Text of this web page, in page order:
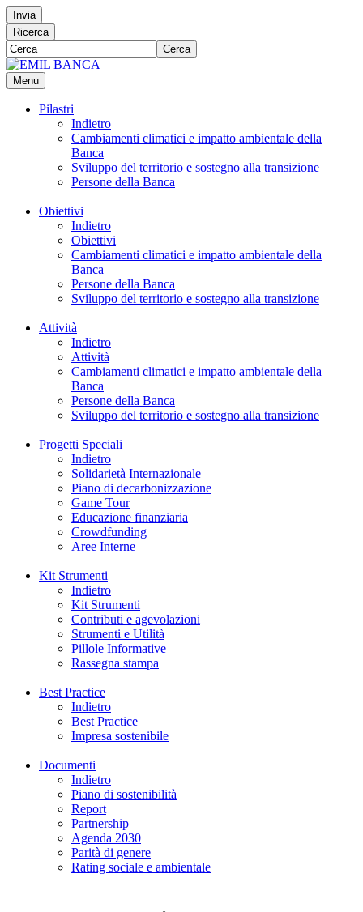
Invia
Ricerca
Cerca
Menu
Pilastri
Indietro
Cambiamenti climatici e impatto ambientale della
Banca
Sviluppo del territorio e sostegno alla transizione
Persone della Banca
Obiettivi
Indietro
Obiettivi
Cambiamenti climatici e impatto ambientale della
Banca
Persone della Banca
Sviluppo del territorio e sostegno alla transizione
Attività
Indietro
Attività
Cambiamenti climatici e impatto ambientale della
Banca
Persone della Banca
Sviluppo del territorio e sostegno alla transizione
Progetti Speciali
Indietro
Solidarietà Internazionale
Piano di decarbonizzazione
Game Tour
Educazione finanziaria
Crowdfunding
Aree Interne
Kit Strumenti
Indietro
Kit Strumenti
Contributi e agevolazioni
Strumenti e Utilità
Pillole Informative
Rassegna stampa
Best Practice
Indietro
Best Practice
Impresa sostenibile
Documenti
Indietro
Piano di sostenibilità
Report
Partnership
Agenda 2030
Parità di genere
Rating sociale e ambientale